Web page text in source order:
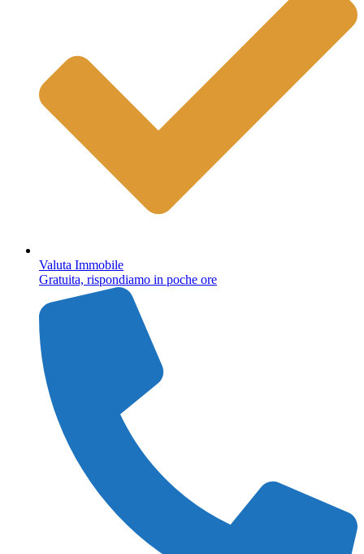
Valuta Immobile
Gratuita, rispondiamo in poche ore